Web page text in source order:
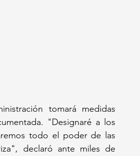
tomará medidas
"Designaré a los
todo el poder de las
declaró ante miles de